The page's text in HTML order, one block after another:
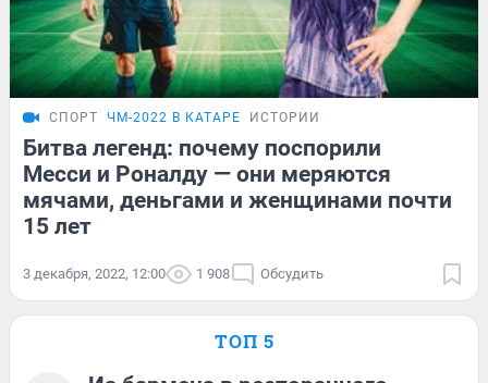
СПОРТ ЧМ-2022 В КАТАРЕ ИСТОРИИ
Битва легенд: почему поспорили
Месси и Роналду — они меряются
мячами, деньгами и женщинами почти
15 лет
3 декабря, 2022, 12:00 1 908 Обсудить
ТОП 5